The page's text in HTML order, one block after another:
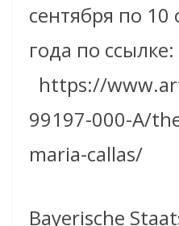
сентября по 10
года по ссылке:
https://
99197-000-A/
maria-callas/
Bayerische